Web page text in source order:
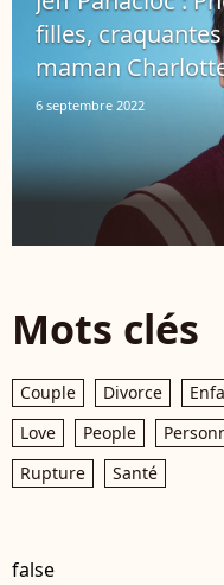
filles,
maman
6 septembre 2022
Mots clés
Couple Divorce
Love
People
Rupture
Santé
false